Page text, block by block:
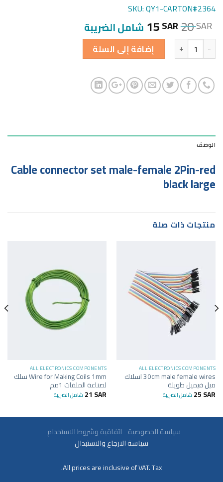
SKU: QY1-CARTON#2364
20SAR
15SAR شامل الضريبة
الكمية إضافة إلى السلة
الوصف
Cable connector set male-female 2Pin-red
black large
منتجات ذات صلة
ALL ELECTRONICS COMPONENTS
30cm male female wires اسلاك
ميل فيميل طويلة
25SAR شامل الضريبة
ALL ELECTRONICS COMPONENTS
Wire for Making Coils 1mm سلك
لصناعة الملفات 1مم
21 SAR شامل الضريبة
سياسة الخصوصية اتفاقية وشروط الاستخدام
سياسة الارجاع والاستبدال
All prices are inclusive of VAT. Tax.